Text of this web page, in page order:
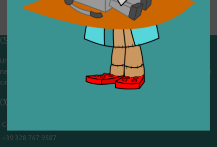
CHI SIAMO
Un gruppo di volontari che sognano di diventare un centro del riuso e
nel frattempo ricevono in dono giocattoli, li riparano e li reimmettono in
circolazione. Operiamo per un'economia civile, circolare e sostenibile.
CONTATTI
Campobasso - via Garibaldi 51
+39 328 767 9587